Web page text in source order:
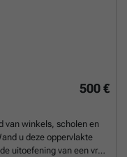
500 €
van winkels, scholen en
u deze oppervlakte
uitoefening van een vrij